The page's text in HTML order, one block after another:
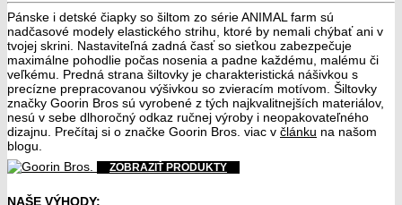
Pánske i detské čiapky so šiltom zo série ANIMAL farm sú
nadčasové modely elastického strihu, ktoré by nemali chýbať ani v
tvojej skrini. Nastaviteľná zadná časť so sieťkou zabezpečuje
maximálne pohodlie počas nosenia a padne každému, malému či
veľkému. Predná strana šiltovky je charakteristická nášivkou s
precízne prepracovanou výšivkou so zvieracím motívom. Šiltovky
značky Goorin Bros sú vyrobené z tých najkvalitnejších materiálov,
nesú v sebe dlhoročný odkaz ručnej výroby i neopakovateľného
dizajnu. Prečítaj si o značke Goorin Bros. viac v článku na našom
blogu.
ZOBRAZIŤ PRODUKTY
NAŠE VÝHODY: